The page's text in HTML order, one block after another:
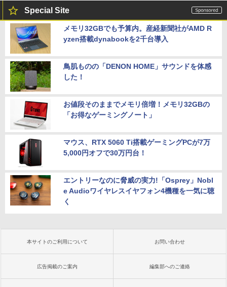
Special Site
メモリ32GBでも予算内。産経新聞社がAMD R
yzen搭載dynabookを2千台導入
鳥肌ものの「DENON HOME」サウンドを体感
した！
お値段そのままでメモリ倍増！メモリ32GBの
「お得なゲーミングノート」
マウス、RTX 5060 Ti搭載ゲーミングPCが7万
5,000円オフで30万円台！
エントリーなのに脅威の実力!「Osprey」Nobl
e Audioワイヤレスイヤフォン4機種を一気に聴
く
本サイトのご利用について お問い合わせ
広告掲載のご案内 編集部へのご連絡